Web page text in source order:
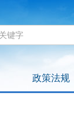
政策法规